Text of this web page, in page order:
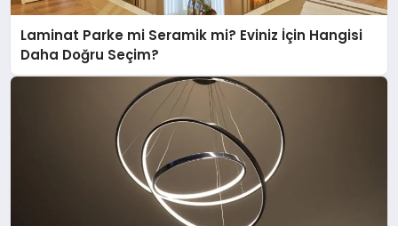
Laminat Parke mi Seramik mi? Eviniz İçin Hangisi
Daha Doğru Seçim?